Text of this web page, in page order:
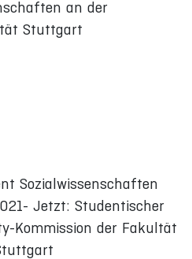
an der
Stuttgart
Sozialwissenschaften
Jetzt: Studentischer
Kommission der Fakultät